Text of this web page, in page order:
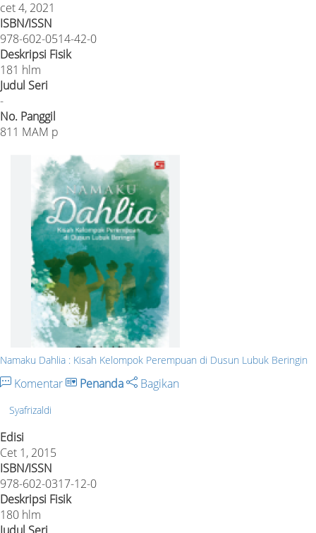
cet 4, 2021
ISBN/ISSN
978-602-0514-42-0
Deskripsi Fisik
181 hlm
Judul Seri
-
No. Panggil
811 MAM p
Namaku Dahlia : Kisah Kelompok Perempuan di Dusun Lubuk Beringin
Komentar Penanda Bagikan
Syafrizaldi
Edisi
Cet 1, 2015
ISBN/ISSN
978-602-0317-12-0
Deskripsi Fisik
180 hlm